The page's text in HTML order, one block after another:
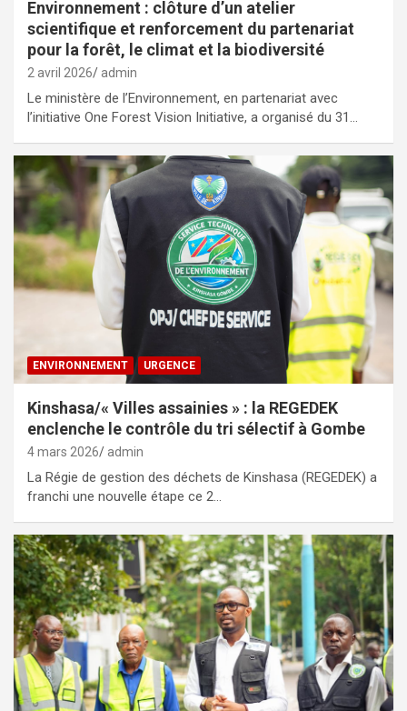
Environnement : clôture d’un atelier
scientifique et renforcement du partenariat
pour la forêt, le climat et la biodiversité
2 avril 2026 admin
Le ministère de l’Environnement, en partenariat avec
l’initiative One Forest Vision Initiative, a organisé du 31…
ENVIRONNEMENT URGENCE
Kinshasa/« Villes assainies » : la REGEDEK
enclenche le contrôle du tri sélectif à Gombe
4 mars 2026 admin
La Régie de gestion des déchets de Kinshasa (REGEDEK) a
franchi une nouvelle étape ce 2…